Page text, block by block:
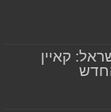
קאיין